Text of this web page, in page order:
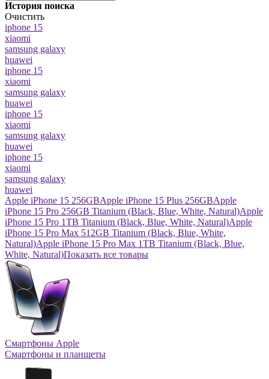
История поиска
Очистить
iphone 15
xiaomi
samsung galaxy
huawei
iphone 15
xiaomi
samsung galaxy
huawei
iphone 15
xiaomi
samsung galaxy
huawei
iphone 15
xiaomi
samsung galaxy
huawei
Apple iPhone 15 256GBApple iPhone 15 Plus 256GBApple
iPhone 15 Pro 256GB Titanium (Black, Blue, White, Natural)Apple
iPhone 15 Pro 1TB Titanium (Black, Blue, White, Natural)Apple
iPhone 15 Pro Max 512GB Titanium (Black, Blue, White,
Natural)Apple iPhone 15 Pro Max 1TB Titanium (Black, Blue,
White, Natural)Показать все товары
Смартфоны Apple
Смартфоны и планшеты